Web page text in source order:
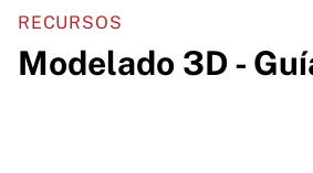
RECURSOS
Modelado 3D -